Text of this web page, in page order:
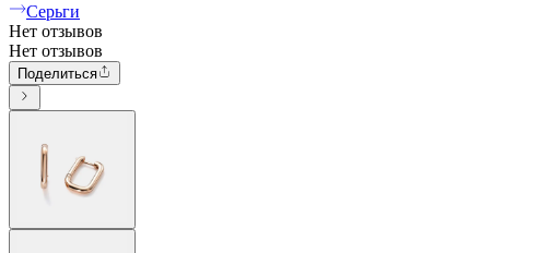
Серьги
Нет отзывов
Нет отзывов
Поделиться